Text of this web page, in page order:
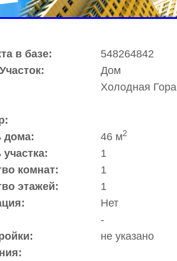
в базе:
548264842
Дом
Холодная Гора
дома:
46 м2
1
комнат:
1
этажей:
1
Нет
-
не указано